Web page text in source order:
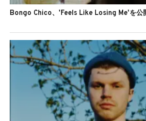
Bongo Chico、'Feels Like Losing Me'を公開